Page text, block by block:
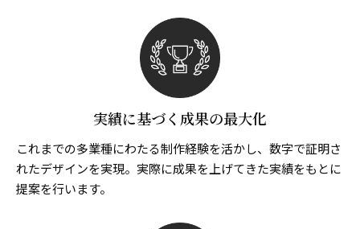
実績に基づく成果の最大化
これまでの多業種にわたる制作経験を活かし、数字で証明さ
れたデザインを実現。実際に成果を上げてきた実績をもとに
提案を行います。